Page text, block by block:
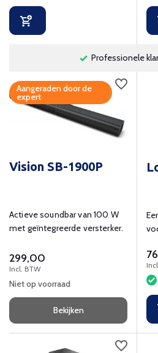
Professionele
Aangeraden door de
expert
Vision SB-1900P
Actieve soundbar van 100 W
met geïntegreerde versterker.
299,00
Incl. BTW
Niet op voorraad
Bekijken